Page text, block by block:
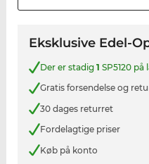
Eksklusive Edel-
Der er stadig 1 SP5120 på
Gratis forsendelse og
30 dages returret
Fordelagtige priser
Køb på konto